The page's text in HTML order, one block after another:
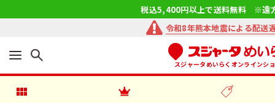
税込5,400円以上で送料無料 ※遠
令和8年熊本地震による配送
スジャータめいらくオンラインシ